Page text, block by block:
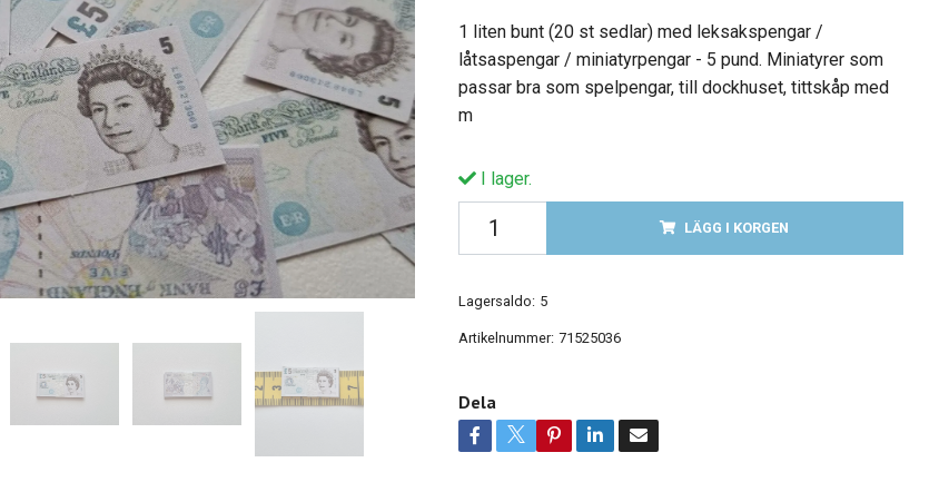
1 liten bunt (20 st sedlar) med leksakspengar /
låtsaspengar / miniatyrpengar - 5 pund. Miniatyrer som
passar bra som spelpengar, till dockhuset, tittskåp med
m
I lager.
LÄGG I KORGEN
Lagersaldo: 5
Artikelnummer: 71525036
Dela